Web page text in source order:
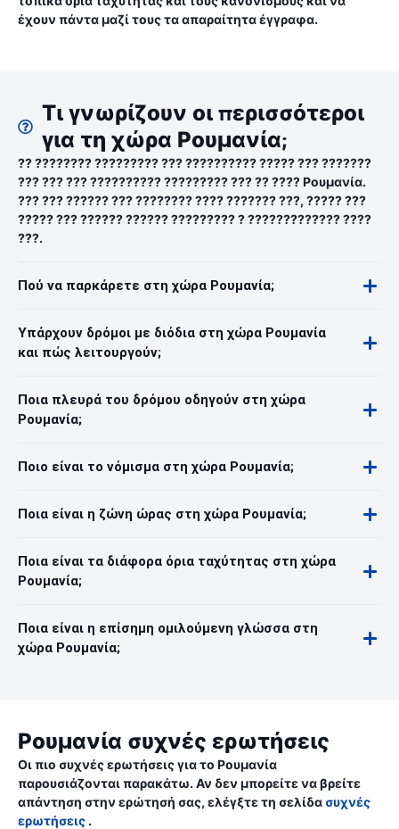
έχουν πάντα μαζί τους τα απαραίτητα έγγραφα.
Τι γνωρίζουν οι περισσότεροι
για τη χώρα Ρουμανία;
?? ???????? ????????? ??? ?????????? ????? ??? ???????
??? ??? ??? ?????????? ????????? ??? ?? ???? Ρουμανία.
??? ??? ?????? ??? ???????? ???? ??????? ???, ????? ???
????? ??? ?????? ?????? ????????? ? ????????????? ????
???.
Πού να παρκάρετε στη χώρα Ρουμανία;
Υπάρχουν δρόμοι με διόδια στη χώρα Ρουμανία
και πώς λειτουργούν;
Ποια πλευρά του δρόμου οδηγούν στη χώρα
Ρουμανία;
Ποιο είναι το νόμισμα στη χώρα Ρουμανία;
Ποια είναι η ζώνη ώρας στη χώρα Ρουμανία;
Ποια είναι τα διάφορα όρια ταχύτητας στη χώρα
Ρουμανία;
Ποια είναι η επίσημη ομιλούμενη γλώσσα στη
χώρα Ρουμανία;
Ρουμανία συχνές ερωτήσεις
Οι πιο συχνές ερωτήσεις για το Ρουμανία
παρουσιάζονται παρακάτω. Αν δεν μπορείτε να βρείτε
απάντηση στην ερώτησή σας, ελέγξτε τη σελίδα συχνές
ερωτήσεις .